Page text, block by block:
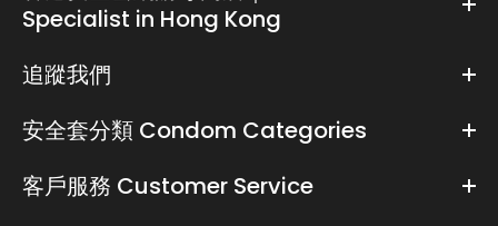
Specialist in Hong Kong
追蹤我們
安全套分類 Condom Categories
客戶服務 Customer Service